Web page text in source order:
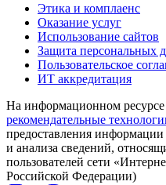
Этика и комплаенс
Оказание услуг
Использование сайтов
Защита персональных
Пользовательское
ИТ аккредитация
На информационном ресурсе
рекомендательные
предоставления информации
и анализа сведений,
пользователей сети
Российской Федерации)